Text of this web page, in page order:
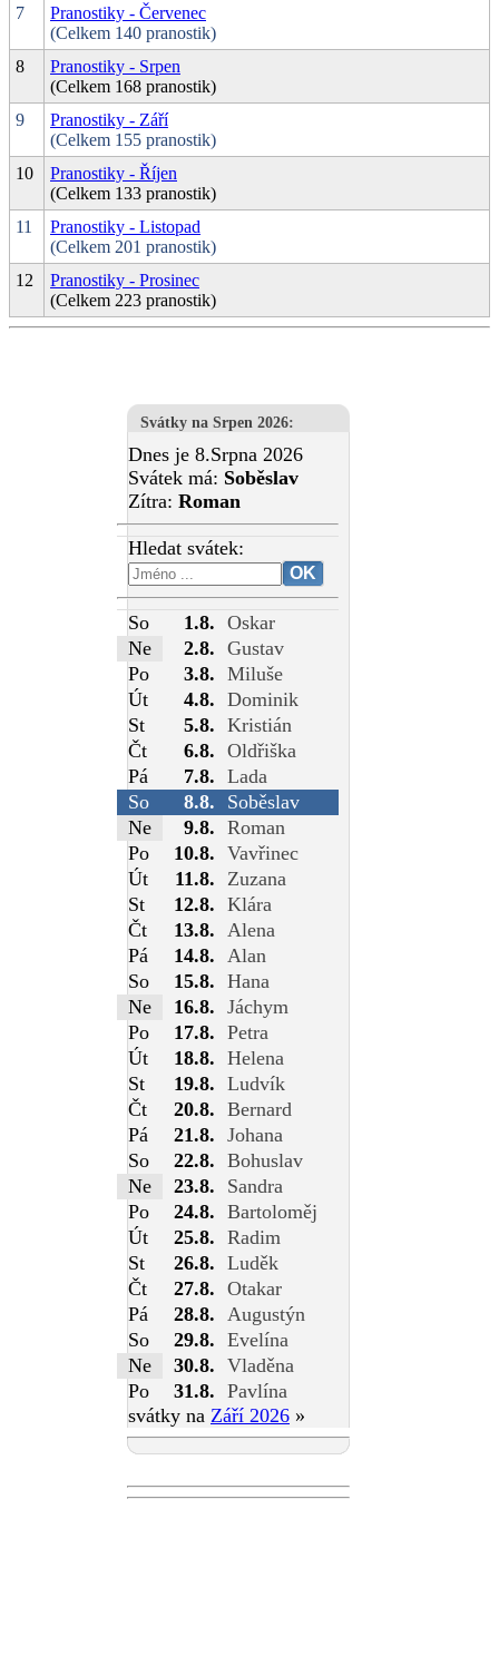
7
Pranostiky - Červenec
(Celkem 140 pranostik)
8
Pranostiky - Srpen
(Celkem 168 pranostik)
9
Pranostiky - Září
(Celkem 155 pranostik)
10
Pranostiky - Říjen
(Celkem 133 pranostik)
11
Pranostiky - Listopad
(Celkem 201 pranostik)
12
Pranostiky - Prosinec
(Celkem 223 pranostik)
Svátky na Srpen 2026:
Dnes je 8.Srpna 2026
Svátek má: Soběslav
Zítra: Roman
Hledat svátek:
So 1.8. Oskar
Ne
2.8. Gustav
Po
3.8. Miluše
Út
4.8. Dominik
St
5.8. Kristián
Čt
6.8. Oldřiška
Pá
7.8. Lada
So
8.8.
Soběslav
Ne
9.8. Roman
Po
10.8. Vavřinec
Út
11.8.
Zuzana
St
12.8. Klára
Čt
13.8.
Alena
Pá
14.8.
Alan
So
15.8. Hana
Ne
16.8. Jáchym
Po
17.8. Petra
Út
18.8. Helena
St
19.8. Ludvík
Čt
20.8. Bernard
Pá
21.8. Johana
So
22.8. Bohuslav
Ne
23.8.
Sandra
Po
24.8. Bartoloměj
Út
25.8. Radim
St
26.8. Luděk
Čt
27.8. Otakar
Pá
28.8.
Augustýn
So
29.8. Evelína
Ne
30.8. Vladěna
Po
31.8. Pavlína
svátky na Září 2026 »